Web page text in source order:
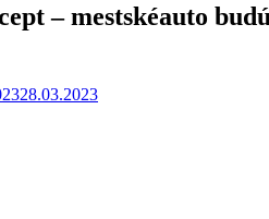
– mestskéauto
28.03.2023